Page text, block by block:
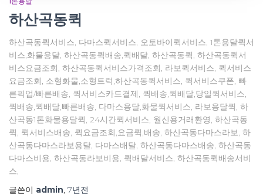
하산곡동퀵
하산곡동퀵서비스, 다마스퀵서비스, 오토바이퀵서비스, 1톤용달퀵서
비스,화물용달, 하산곡동퀵배송,퀵배달, 하산곡동퀵, 하산곡동퀵서
비스요금조회, 하산곡동퀵서비스가격조회, 라보퀵서비스, 퀵서비스
요금조회, 소형화물,소형트럭,하산곡동퀵서비스, 퀵서비스쿠폰, 빠
른픽업/빠른배송, 퀵서비스카드결제, 퀵배송,퀵배달,당일퀵서비스,
퀵배송,퀵배달,빠른배송, 다마스용달,화물퀵서비스, 라보용달퀵, 하
산곡동1톤화물용달퀵, 24시간퀵서비스, 월신용거래환영, 하산곡동
퀵, 퀵서비스배송, 퀵요금조회,요금퀵,배송, 하산곡동다마스라보, 하
산곡동다마스라보용달, 다마스배달, 하산곡동다마스배송, 하산곡동
다마스비용, 하산곡동라보비용, 퀵배달서비스, 하산곡동퀵배송서비
스,
글쓴이 admin, 7년전